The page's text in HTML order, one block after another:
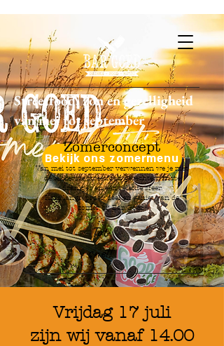
Streetfood, zon en gezelligheid
van mei tot september
Bekijk ons zomermenu
Zomerconcept
Van mei tot september verwennen we je met
de lekkerste streetfood gerechten, frisse
drankjes en een relaxte sfeer.
Kom langs, proef, deel en geniet van de
zomer bij Bar Goed!
Tot
snel!
Vrijdag 17 juli
zijn wij vanaf 14.00